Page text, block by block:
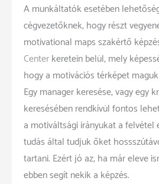
A munkáltatók esetében
cégvezetőknek, hogy részt
motivational maps szakértő
Centerkeretein belül, mely
hogy a motivációs térképet
Egy manager keresése, vagy egy
keresésében rendkívül fontos
a motiváltsági irányukat a felvétel
tudás által tudjuk őket
tartani. Ezért jó az, ha már eleve
ebben segít nekik a képzés.